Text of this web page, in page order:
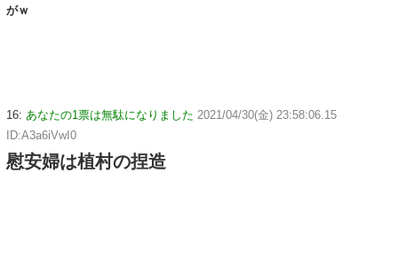
がｗ
16: あなたの1票は無駄になりました 2021/04/30(金) 23:58:06.15
ID:A3a6iVwI0
慰安婦は植村の捏造